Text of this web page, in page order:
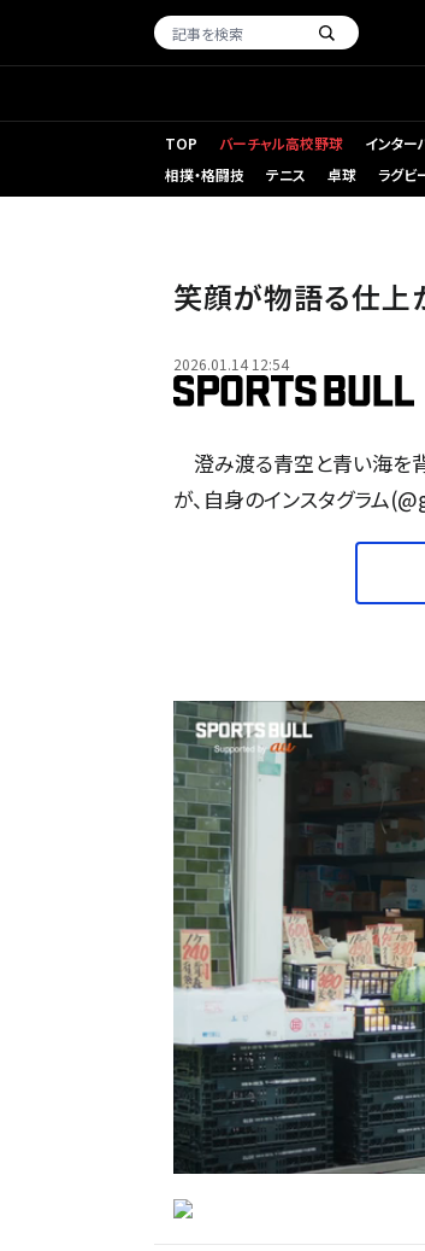
TOP バーチャル高校野球 インター
相撲・格闘技
テニス 卓球 ラグビ
笑顔が物語る仕上
2026.01.14 12:54
澄み渡る青空と青い海を
が、自身のインスタグラム